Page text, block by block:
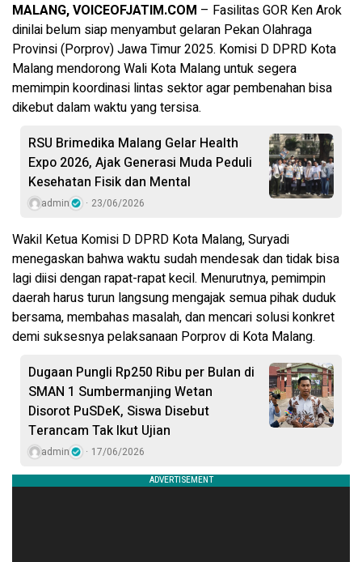
MALANG, VOICEOFJATIM.COM – Fasilitas GOR Ken Arok
dinilai belum siap menyambut gelaran Pekan Olahraga
Provinsi (Porprov) Jawa Timur 2025. Komisi D DPRD Kota
Malang mendorong Wali Kota Malang untuk segera
memimpin koordinasi lintas sektor agar pembenahan bisa
dikebut dalam waktu yang tersisa.
RSU Brimedika Malang Gelar Health
Expo 2026, Ajak Generasi Muda Peduli
Kesehatan Fisik dan Mental
admin 23/06/2026
Wakil Ketua Komisi D DPRD Kota Malang, Suryadi
menegaskan bahwa waktu sudah mendesak dan tidak bisa
lagi diisi dengan rapat-rapat kecil. Menurutnya, pemimpin
daerah harus turun langsung mengajak semua pihak duduk
bersama, membahas masalah, dan mencari solusi konkret
demi suksesnya pelaksanaan Porprov di Kota Malang.
Dugaan Pungli Rp250 Ribu per Bulan di
SMAN 1 Sumbermanjing Wetan
Disorot PuSDeK, Siswa Disebut
Terancam Tak Ikut Ujian
admin 17/06/2026